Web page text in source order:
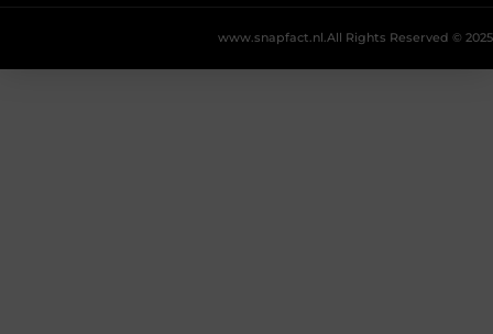
All Rights Reserved © 2025
www.snapfact.nl.